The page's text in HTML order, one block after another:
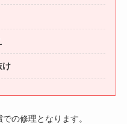
け
の修理となります。